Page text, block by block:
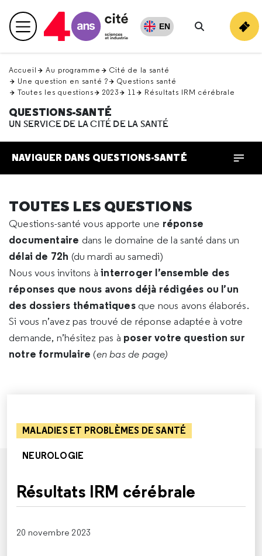
en
haut Menu principal EN
Rechercher
Accueil Au programme
Cité de la santé
Une question en santé ?
Questions santé
Toutes les questions
2023 11 Résultats IRM cérébrale
QUESTIONS-SANTÉ
UN SERVICE DE LA CITÉ DE LA SANTÉ
NAVIGUER DANS QUESTIONS-SANTÉ
TOUTES LES QUESTIONS
Questions-santé vous apporte une réponse
documentaire dans le domaine de la santé dans un
délai de 72h (du mardi au samedi)
Nous vous invitons àinterroger l’ensemble des
réponses que nous avons déjà rédigées ou l’un
des dossiers thématiques que nous avons élaborés.
Si vous n’avez pas trouvé de réponse adaptée à votre
demande, n’hésitez pas à poser votre question sur
notre formulaire (en bas de page)
MALADIES ET PROBLÈMES DE SANTÉ
NEUROLOGIE
Résultats IRM cérébrale
20 novembre 2023